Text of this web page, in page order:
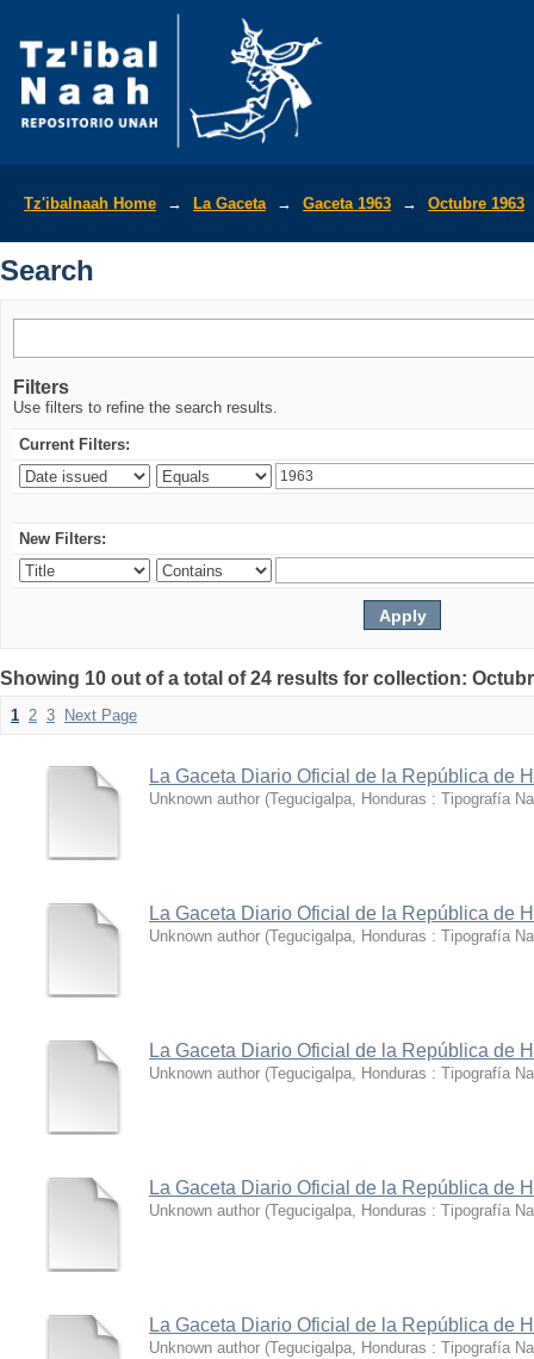
Tz'ibalnaah Home → La Gaceta → Gaceta 1963 → Octubre 1963
Search
Filters
Use filters to refine the search results.
Current Filters:
New Filters:
Showing 10 out of a total of 24 results for collection:
1 2 3 Next Page
La Gaceta Diario Oficial de la República de
Unknown author (Tegucigalpa, Honduras : Tipografía
La Gaceta Diario Oficial de la República de
Unknown author (Tegucigalpa, Honduras : Tipografía
La Gaceta Diario Oficial de la República de
Unknown author (Tegucigalpa, Honduras : Tipografía
La Gaceta Diario Oficial de la República de
Unknown author (Tegucigalpa, Honduras : Tipografía
La Gaceta Diario Oficial de la República de
Unknown author (Tegucigalpa, Honduras : Tipografía